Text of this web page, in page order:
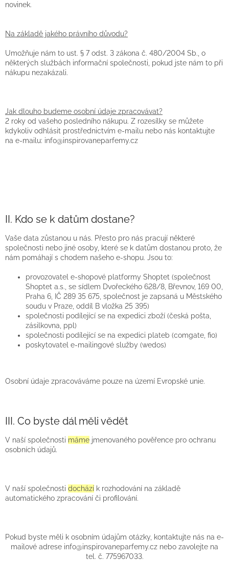
novinek.
Na základě jakého právního důvodu?
Umožňuje nám to ust. § 7 odst. 3 zákona č. 480/2004 Sb., o
některých službách informační společnosti, pokud jste nám to při
nákupu nezakázali.
Jak dlouho budeme osobní údaje zpracovávat?
2 roky od vašeho posledního nákupu. Z rozesílky se můžete
kdykoliv odhlásit prostřednictvím e-mailu nebo nás kontaktujte
na e-mailu: info@inspirovaneparfemy.cz
II. Kdo se k datům dostane?
Vaše data zůstanou u nás. Přesto pro nás pracují některé
společnosti nebo jiné osoby, které se k datům dostanou proto, že
nám pomáhají s chodem našeho e-shopu. Jsou to:
provozovatel e-shopové platformy Shoptet (společnost
Shoptet a.s., se sídlem Dvořeckého 628/8, Břevnov, 169 00,
Praha 6, IČ 289 35 675, společnost je zapsaná u Městského
soudu v Praze, oddíl B vložka 25 395)
společnosti podílející se na expedici zboží (česká pošta,
zásilkovna, ppl)
společnosti podílející se na expedici plateb (comgate, fio)
poskytovatel e-mailingové služby (wedos)
Osobní údaje zpracováváme pouze na území Evropské unie.
III. Co byste dál měli vědět
V naší společnosti máme jmenovaného pověřence pro ochranu
osobních údajů.
V naší společnosti dochází k rozhodování na základě
automatického zpracování či profilování.
Pokud byste měli k osobním údajům otázky, kontaktujte nás na e-
mailové adrese info@inspirovaneparfemy.cz nebo zavolejte na
tel. č. 775967033.